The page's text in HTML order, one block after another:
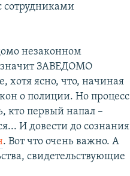
сотрудниками
незаконном
значит ЗАВЕДОМО
хотя ясно, что, начиная
о полиции. Но процесс
кто первый напал –
И довести до сознания
. Вот что очень важно. А
свидетельствующие